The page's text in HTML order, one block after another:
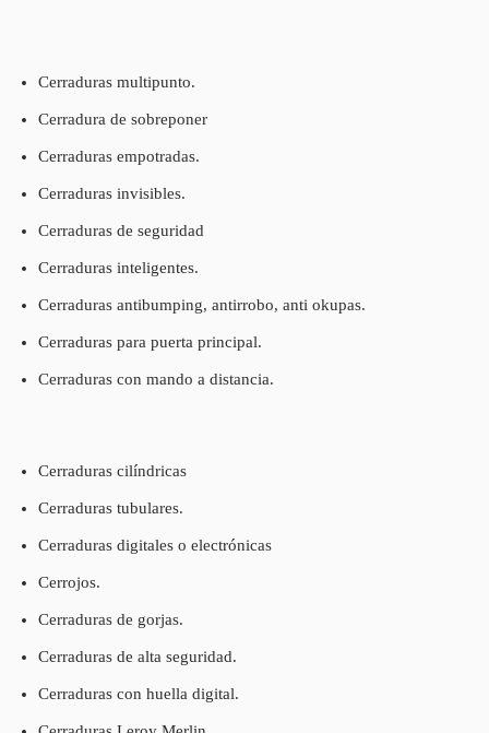
Cerraduras multipunto.
Cerradura de sobreponer
Cerraduras empotradas.
Cerraduras invisibles.
Cerraduras de seguridad
Cerraduras inteligentes.
Cerraduras antibumping, antirrobo, anti okupas.
Cerraduras para puerta principal.
Cerraduras con mando a distancia.
Cerraduras cilíndricas
Cerraduras tubulares.
Cerraduras digitales o electrónicas
Cerrojos.
Cerraduras de gorjas.
Cerraduras de alta seguridad.
Cerraduras con huella digital.